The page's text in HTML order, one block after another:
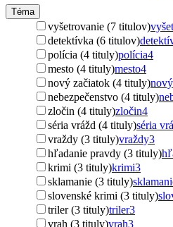
Téma
vyšetrovanie (7 titulov)
detektívka (6 titulov)
polícia (4 tituly)polícia4
mesto (4 tituly)mesto4
nový začiatok (4 tituly)
nebezpečenstvo (4 tituly)
zločin (4 tituly)zločin4
séria vrážd (4 tituly)séria
vraždy (3 tituly)vraždy3
hľadanie pravdy (3 tituly)
krimi (3 tituly)krimi3
sklamanie (3 tituly)
slovenské krimi (3 tituly)
triler (3 tituly)triler3
vrah (3 tituly)vrah3